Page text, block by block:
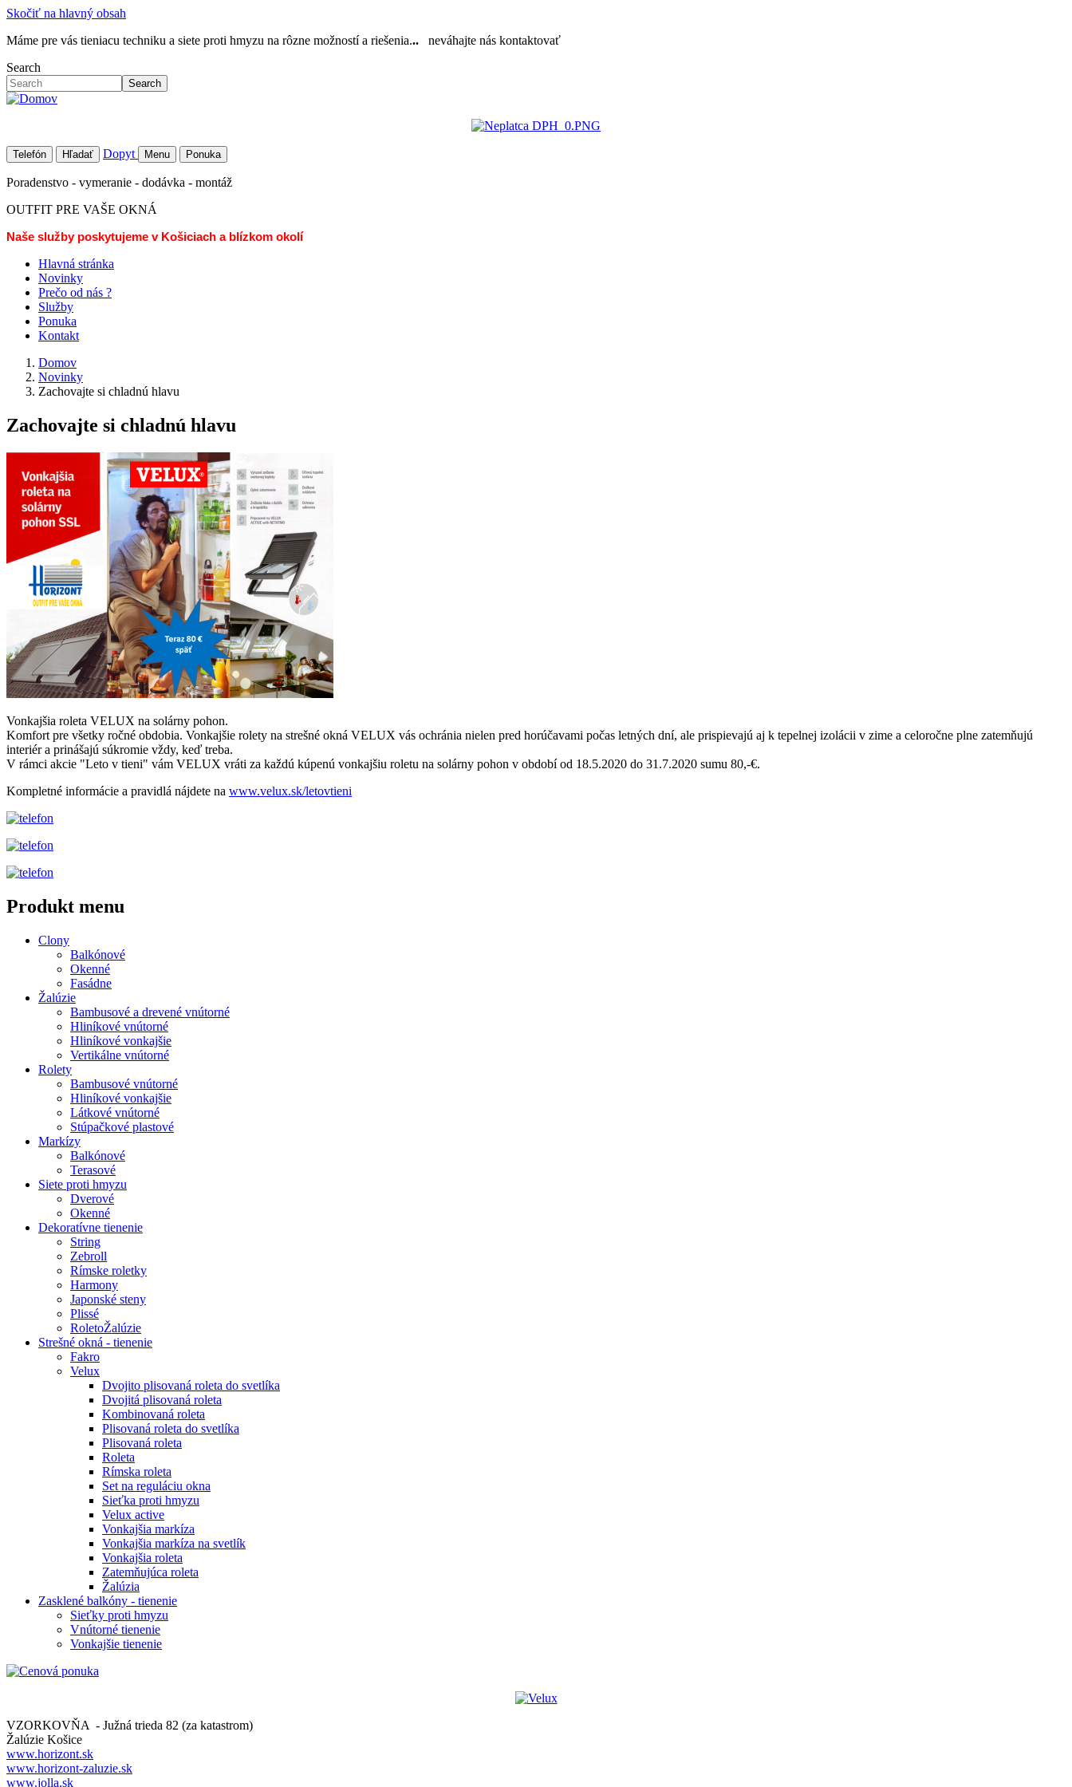
Skočiť na hlavný obsah
Máme pre vás tieniacu techniku a siete proti hmyzu na rôzne možností a riešenia...
neváhajte nás kontaktovať
Search
Search
Telefón Hľadať Dopyt Menu Ponuka
Poradenstvo - vymeranie - dodávka - montáž
OUTFIT PRE VAŠE OKNÁ
Naše služby poskytujeme v Košiciach a blízkom okolí
Hlavná stránka
Novinky
Prečo od nás ?
Služby
Ponuka
Kontakt
Domov
Novinky
Zachovajte si chladnú hlavu
Zachovajte si chladnú hlavu
Vonkajšia roleta VELUX na solárny pohon.
Komfort pre všetky ročné obdobia. Vonkajšie rolety na strešné okná VELUX vás ochránia nielen pred horúčavami počas letných dní, ale prispievajú aj k tepelnej izolácii v zime a celoročne plne zatemňujú
interiér a prinášajú súkromie vždy, keď treba.
V rámci akcie "Leto v tieni" vám VELUX vráti za každú kúpenú vonkajšiu roletu na solárny pohon v období od 18.5.2020 do 31.7.2020 sumu 80,-€.
Kompletné informácie a pravidlá nájdete na www.velux.sk/letovtieni
Produkt menu
Clony
Balkónové
Okenné
Fasádne
Žalúzie
Bambusové a drevené vnútorné
Hliníkové vnútorné
Hliníkové vonkajšie
Vertikálne vnútorné
Rolety
Bambusové vnútorné
Hliníkové vonkajšie
Látkové vnútorné
Stúpačkové plastové
Markízy
Balkónové
Terasové
Siete proti hmyzu
Dverové
Okenné
Dekoratívne tienenie
String
Zebroll
Rímske roletky
Harmony
Japonské steny
Plissé
RoletoŽalúzie
Strešné okná - tienenie
Fakro
Velux
Dvojito plisovaná roleta do svetlíka
Dvojitá plisovaná roleta
Kombinovaná roleta
Plisovaná roleta do svetlíka
Plisovaná roleta
Roleta
Rímska roleta
Set na reguláciu okna
Sieťka proti hmyzu
Velux active
Vonkajšia markíza
Vonkajšia markíza na svetlík
Vonkajšia roleta
Zatemňujúca roleta
Žalúzia
Zasklené balkóny - tienenie
Sieťky proti hmyzu
Vnútorné tienenie
Vonkajšie tienenie
VZORKOVŇA - Južná trieda 82 (za katastrom)
Žalúzie Košice
www.horizont.sk
www.horizont-zaluzie.sk
www.jolla.sk